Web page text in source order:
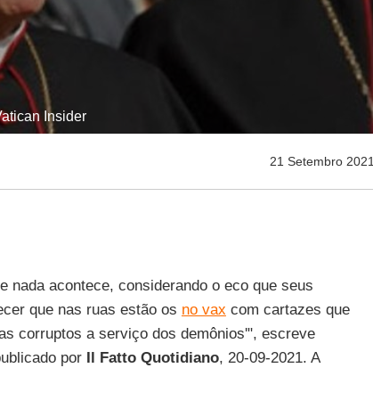
Insider
21 Setembro 2021
nada acontece, considerando o eco que seus
que nas ruas estão os no vax com cartazes que
corruptos a serviço dos demônios'", escreve
por Il Fatto Quotidiano, 20-09-2021. A